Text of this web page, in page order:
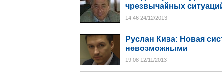
чрезвычайных
14:46 24/12/2013
Руслан Кива: Новая
невозможными
19:08 12/11/2013